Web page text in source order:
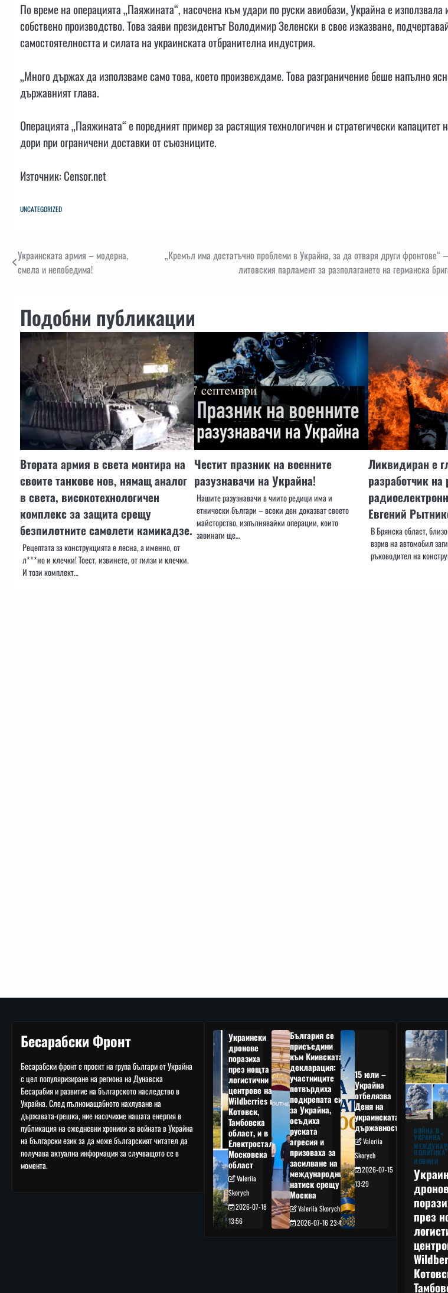
По време на операцията „Паяжината“, насочена към удари по руски авиобази, Украйна е
собствено производство. Това заяви президентът Володимир Зеленски в свое изказване,
самостоятелността и силата на украинската отбранителна индустрия.
„Много държах да използваме само това, което произвеждаме. Това разграничение беше напълно
държавният глава.
Операцията „Паяжината“ е поредният пример за растящия технологичен и стратегически капацитет
дори при ограничени доставки от съюзниците.
Източник: Censor.net
UNCATEGORIZED
Навигация
Украинската армия – модерна,
смела и непобедима!
„Кремъл има достатъчно проблеми в Украйна, за да отваря други
литовския парламент за разполагането на германска
Подобни публикации
Втората армия в света монтира на
своите танкове нов, нямащ аналог
в света, високотехнологичен
комплекс за защита срещу
безпилотните самолети камикадзе.
Рецептата за конструкцията е лесна, а именно, от
л***но и клечки! Тоест, извинете, от гилзи и клечки.
И този комплект…
Честит празник на военните
разузнавачи на Украйна!
Нашите разузнавачи в чиито редици има и
етнически българи – всеки ден доказват своето
майсторство, изпълнявайки операции, които
завинаги ще…
Ликвидиран е
разработчик на
Евгений
В Брянска област,
взрив на автомобил
ръководител на
Бесарабски Фронт
Бесарабски фронт е проект на група българи от Украйна
с цел популяризиране на региона на Дунавска
Бесарабия и развитие на българското наследство в
Украйна. След пълномащабното нахлуване на
държавата-грешка, ние насочихме нашата енергия в
публикация на ежедневни хроники за войната в Украйна
на български език за да може българският читател да
получава актуална информация за случващото се в
момента.
Украински
дронове
поразиха
през нощта
логистични
центрове на
Wildberries в
Котовск,
Тамбовска
област, и в
Електростал,
Московска
област
Valeriia
Skorych
2026-07-18
13:56
България се
присъедини
към Киивската
декларация:
участниците
потвърдиха
подкрепата си
за Украйна,
осъдиха
руската
агресия и
призоваха за
засилване на
международния
натиск срещу
Москва
Valeriia Skorych
2026-07-16 23:49
15 юли –
Украйна
отбелязва
Деня на
украинската
държавност
Valeriia
Skorych
2026-07-15
13:29
ВОЙНА В
УКРАЙНА
ПОЛИТИКА
НОВИНИ
през